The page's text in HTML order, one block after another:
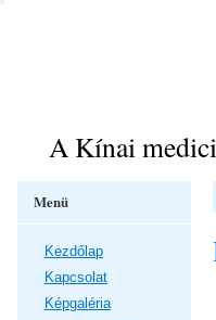
A Kínai
Menü
Kezdőlap
Kapcsolat
Képgaléria